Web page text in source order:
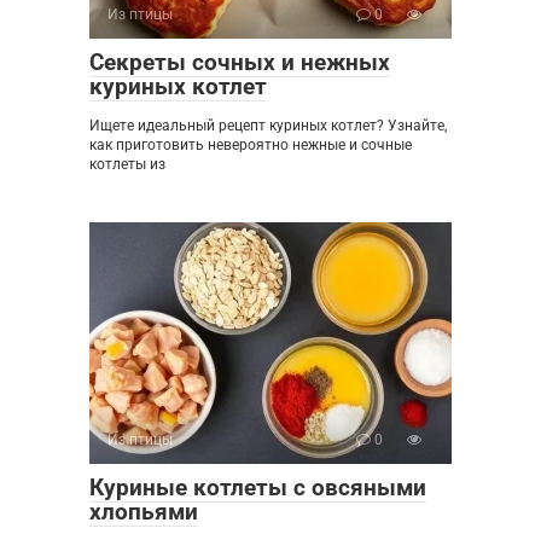
Из птицы 0
Секреты сочных и нежных
куриных котлет
Ищете идеальный рецепт куриных котлет? Узнайте,
как приготовить невероятно нежные и сочные
котлеты из
Из птицы 0
Куриные котлеты с овсяными
хлопьями